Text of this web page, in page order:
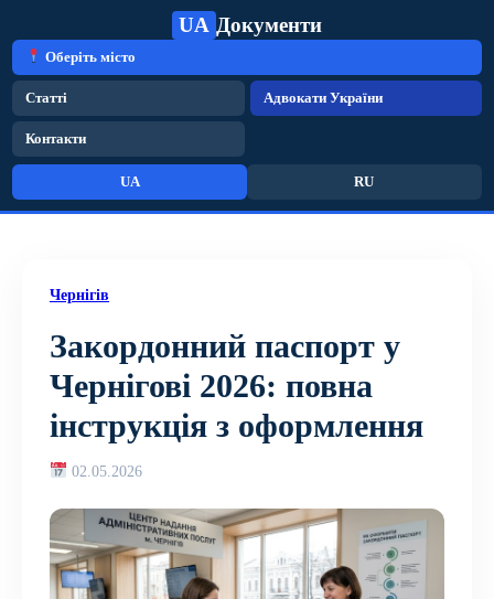
UA Документи
Оберіть місто
Статті Адвокати України
Контакти
UA RU
Чернігів
Закордонний паспорт у
Чернігові 2026: повна
інструкція з оформлення
02.05.2026